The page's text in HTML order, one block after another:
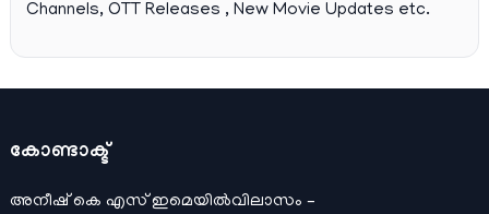
Channels, OTT Releases , New Movie Updates etc.
കോണ്ടാക്ട്
അനീഷ്‌ കെ എസ് ഇമെയില്‍വിലാസം –